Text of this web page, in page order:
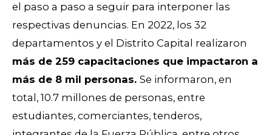
el paso a paso a seguir para interponer las
respectivas denuncias. En 2022, los 32
departamentos y el Distrito Capital realizaron
más de 259 capacitaciones que impactaron a
más de 8 mil personas. Se informaron, en
total, 10.7 millones de personas, entre
estudiantes, comerciantes, tenderos,